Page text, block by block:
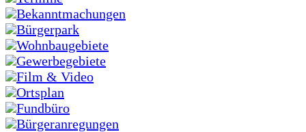
Bekanntmachungen
Bürgerpark
Wohnbaugebiete
Gewerbegebiete
Film & Video
Ortsplan
Fundbüro
Bürgeranregungen